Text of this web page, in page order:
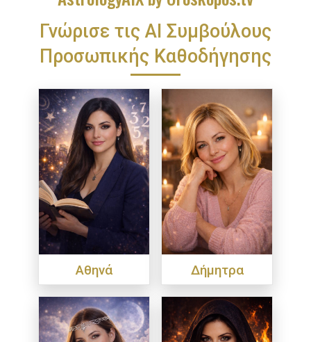
Γνώρισε τις ΑΙ Συμβούλους
Προσωπικής Καθοδήγησης
Αθηνά Δήμητρα